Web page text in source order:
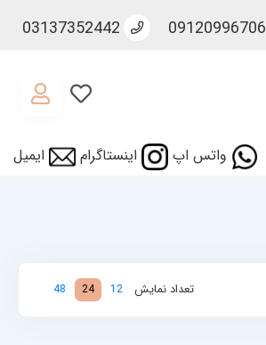
09120996706
03137352442
واتس اپ اینستاگرام ایمیل
تعداد نمایش 12
24
48